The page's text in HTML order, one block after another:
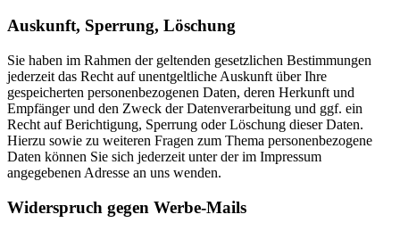
Auskunft, Sperrung, Löschung
Sie haben im Rahmen der geltenden gesetzlichen Bestimmungen
jederzeit das Recht auf unentgeltliche Auskunft über Ihre
gespeicherten personenbezogenen Daten, deren Herkunft und
Empfänger und den Zweck der Datenverarbeitung und ggf. ein
Recht auf Berichtigung, Sperrung oder Löschung dieser Daten.
Hierzu sowie zu weiteren Fragen zum Thema personenbezogene
Daten können Sie sich jederzeit unter der im Impressum
angegebenen Adresse an uns wenden.
Widerspruch gegen Werbe-Mails